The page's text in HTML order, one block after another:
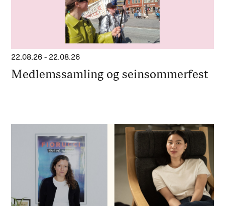
22.08.26 - 22.08.26
Medlemssamling og seinsommerfest